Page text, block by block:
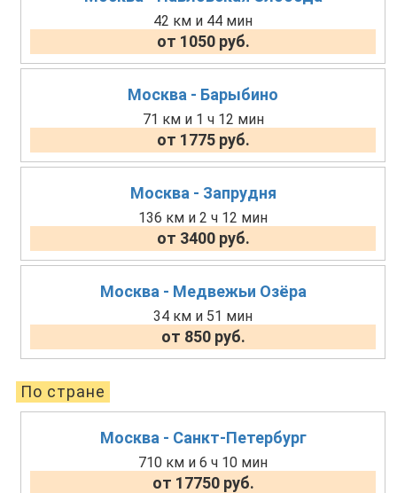
42 км и 44 мин
от 1050 руб.
Москва - Барыбино
71 км и 1 ч 12 мин
от 1775 руб.
Москва - Запрудня
136 км и 2 ч 12 мин
от 3400 руб.
Москва - Медвежьи Озёра
34 км и 51 мин
от 850 руб.
По стране
Москва - Санкт-Петербург
710 км и 6 ч 10 мин
от 17750 руб.